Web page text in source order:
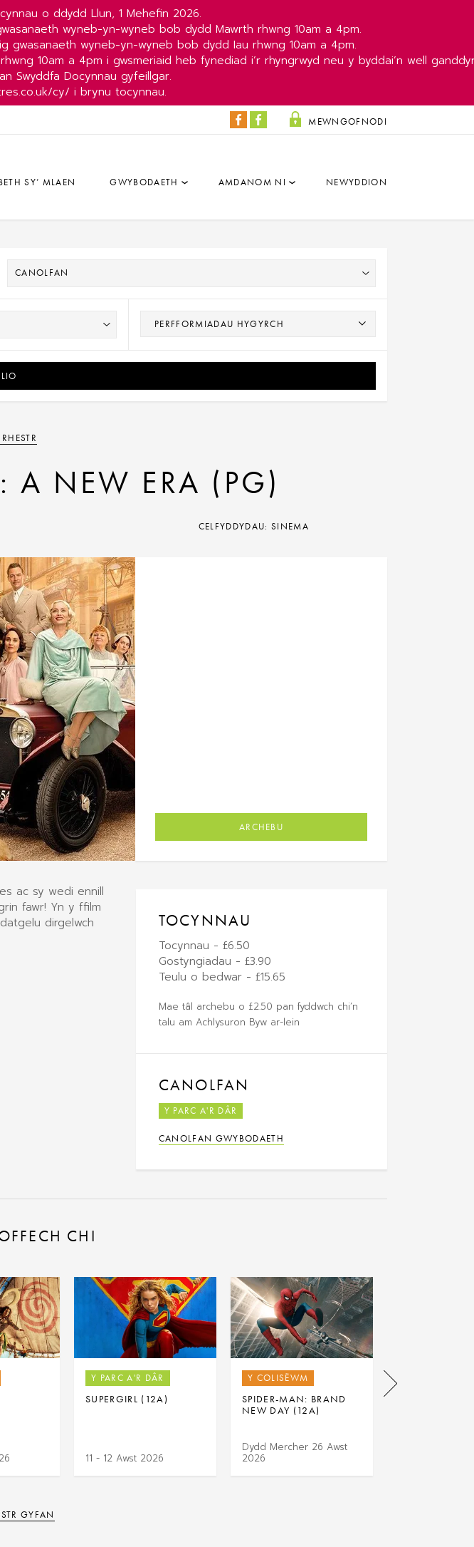
o ddydd Llun, 1 Mehefin 2026.
wyneb-yn-wyneb bob dydd Mawrth rhwng 10am a 4pm.
gwasanaeth wyneb-yn-wyneb bob dydd Iau rhwng 10am a 4pm.
10am a 4pm i gwsmeriaid heb fynediad i’r rhyngrwyd neu y byddai’n well
Swyddfa Docynnau gyfeillgar.
cy/ i brynu tocynnau.
MEWNGOFNODI
Dâr
SY’ MLAEN GWYBODAETH AMDANOM NI NEWYDDION
A NEW ERA (PG)
CELFYDDYDAU: SINEMA
ARCHEBU
ac sy wedi ennill
fawr! Yn y ffilm
dirgelwch
TOCYNNAU
Tocynnau - £6.50
Gostyngiadau - £3.90
Teulu o bedwar - £15.65
Mae tâl archebu o £2.50 pan fyddwch chi’n
talu am Achlysuron Byw ar-lein
CANOLFAN
Y PARC A'R DÂR
CANOLFAN GWYBODAETH
CHI
Y PARC A'R DÂR
SUPERGIRL (12A)
11 - 12 Awst 2026
Y COLISËWM
SPIDER-MAN: BRAND
NEW DAY (12A)
Dydd Mercher 26 Awst
2026
GYFAN